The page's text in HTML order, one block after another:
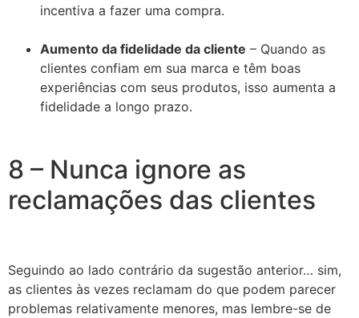
incentiva a fazer uma compra.
Aumento da fidelidade da cliente – Quando as
clientes confiam em sua marca e têm boas
experiências com seus produtos, isso aumenta a
fidelidade a longo prazo.
8 – Nunca ignore as
reclamações das clientes
Seguindo ao lado contrário da sugestão anterior… sim,
as clientes às vezes reclamam do que podem parecer
problemas relativamente menores, mas lembre-se de